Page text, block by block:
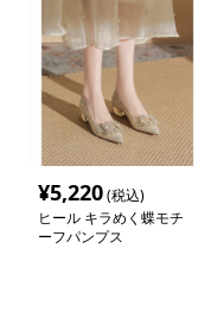
¥5,220(税込)
ヒール キラめく蝶モチ
ーフパンプス